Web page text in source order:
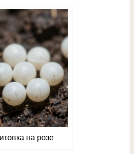
на розе